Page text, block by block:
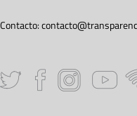
Contacto: